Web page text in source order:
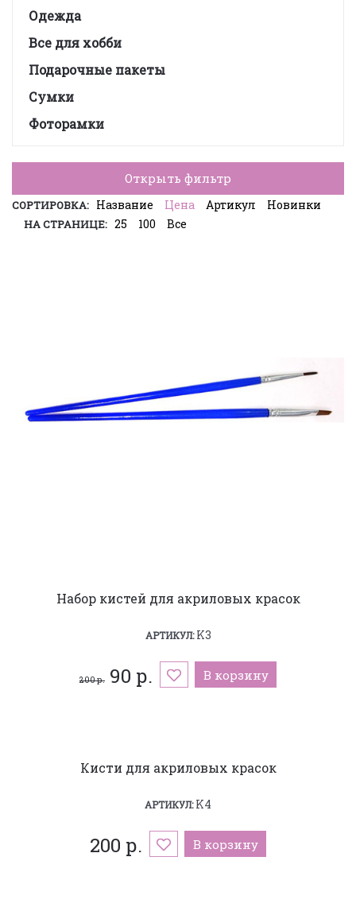
Одежда
Все для хобби
Подарочные пакеты
Сумки
Фоторамки
Открыть фильтр
СОРТИРОВКА: Название Цена Артикул Новинки
НА СТРАНИЦЕ: 25 100 Все
Набор кистей для акриловых красок
АРТИКУЛ:K3
200 р. 90 р. В корзину
Кисти для акриловых красок
АРТИКУЛ:K4
200 р. В корзину